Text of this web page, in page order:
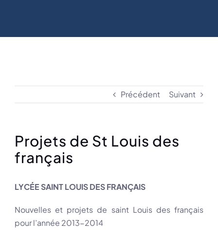
Précédent Suivant
Projets de St Louis des
français
LYCÉE SAINT LOUIS DES FRANÇAIS
Nouvelles et projets de saint Louis des français
pour l’année 2013-2014